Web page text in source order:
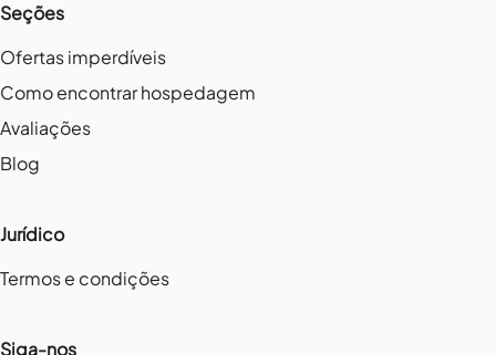
Seções
Ofertas imperdíveis
Como encontrar hospedagem
Avaliações
Blog
Jurídico
Termos e condições
Siga-nos